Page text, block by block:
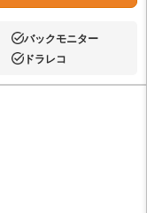
あり:バックモニター
あり:ドラレコ